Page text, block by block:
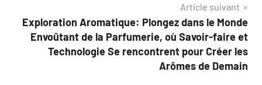
Article suivant
Exploration Aromatique: Plongez dans le Monde
Envoûtant de la Parfumerie, où Savoir-faire et
Technologie Se rencontrent pour Créer les
Arômes de Demain